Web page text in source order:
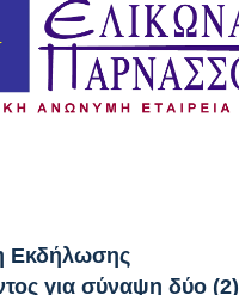
Εκδήλωσης
για σύναψη δύο (2)